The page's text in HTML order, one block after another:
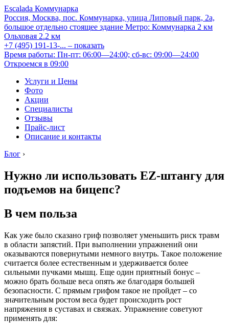
Escalada Коммунарка
Россия, Москва, пос. Коммунарка, улица Липовый парк, 2а,
большое отдельно стоящее здание Метро: Коммунарка 2 км
Ольховая 2.2 км
+7 (495) 191-13-... – показать
Время работы: Пн-пт: 06:00—24:00; сб-вс: 09:00—24:00
Откроемся в 09:00
Услуги и Цены
Фото
Акции
Специалисты
Отзывы
Прайс-лист
Описание и контакты
Блог ›
Нужно ли использовать EZ-штангу для
подъемов на бицепс?
В чем польза
Как уже было сказано гриф позволяет уменьшить риск травм
в области запястий. При выполнении упражнений они
оказываются повернутыми немного внутрь. Такое положение
считается более естественным и удерживается более
сильными пучками мышц. Еще один приятный бонус –
можно брать больше веса опять же благодаря большей
безопасности. С прямым грифом такое не пройдет – со
значительным ростом веса будет происходить рост
напряжения в суставах и связках. Упражнение советуют
применять для: